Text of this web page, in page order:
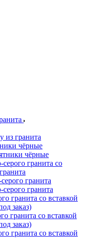
из гранита
чёрные
чёрные
гранита со
гранита
гранита
гранита со вставкой
заказ)
гранита со вставкой
заказ)
гранита со вставкой